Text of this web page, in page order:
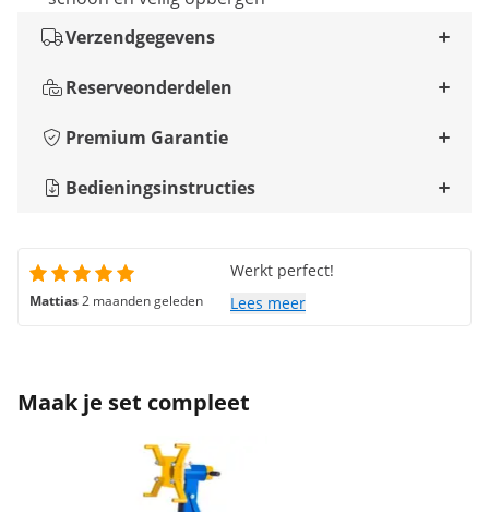
Verzendgegevens
Reserveonderdelen
Premium Garantie
Bedieningsinstructies
Mattias2 maanden geleden
Werkt perfect!
Lees meer
Maak je set compleet